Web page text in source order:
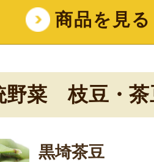
商品を見る
野菜 枝豆・茶
黒埼茶豆